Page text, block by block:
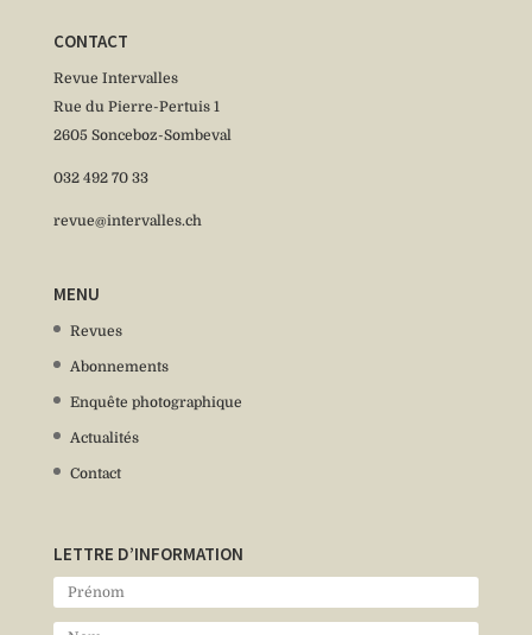
CONTACT
Revue Intervalles
Rue du Pierre-Pertuis 1
2605 Sonceboz-Sombeval
032 492 70 33
revue@intervalles.ch
MENU
Revues
Abonnements
Enquête photographique
Actualités
Contact
LETTRE D’INFORMATION